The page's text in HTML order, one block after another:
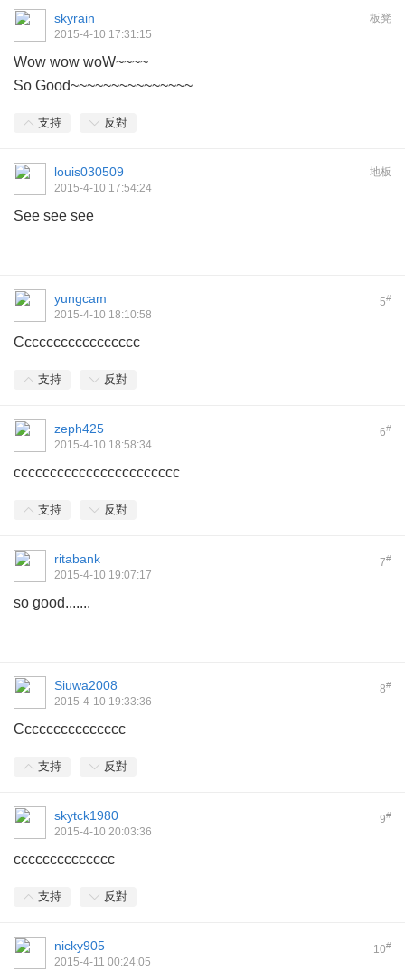
板凳
skyrain
2015-4-10 17:31:15
Wow wow woW~~~~
So Good~~~~~~~~~~~~~~~
支持 反對
地板
louis030509
2015-4-10 17:54:24
See see see
5#
yungcam
2015-4-10 18:10:58
Ccccccccccccccccc
支持 反對
6#
zeph425
2015-4-10 18:58:34
ccccccccccccccccccccccc
支持 反對
7#
ritabank
2015-4-10 19:07:17
so good.......
8#
Siuwa2008
2015-4-10 19:33:36
Ccccccccccccccc
支持 反對
9#
skytck1980
2015-4-10 20:03:36
cccccccccccccc
支持 反對
10#
nicky905
2015-4-11 00:24:05